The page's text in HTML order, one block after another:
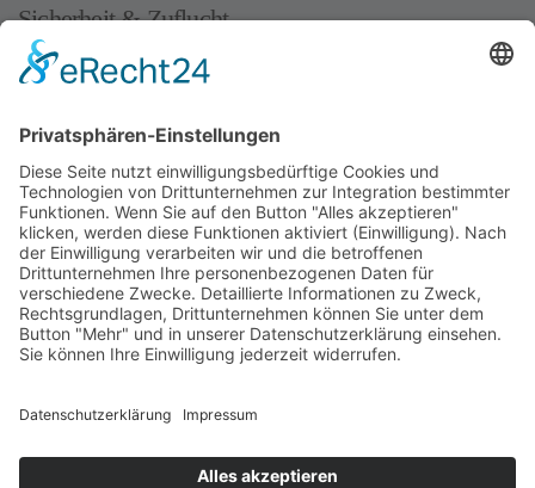
Sicherheit & Zuflucht
Frauenhäuser in Münster
Krisenhilfe für Mädchen und Jungen
Hilfetelefon
'Gewalt an Männern'
Kostenlose Rufnummer08001239900